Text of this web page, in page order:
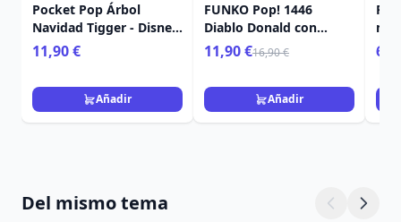
Pocket Pop Árbol
Navidad Tigger - Disney
Winnie The Pooh
11,90 €
Añadir
FUNKO Pop! 1446
Diablo Donald con
calabaza - Disney
11,90 €16,90 €
Añadir
Del mismo tema